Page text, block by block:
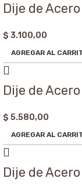
Dije de
$ 3.100,00
AGREGAR AL
Dije de
$ 5.580,00
AGREGAR AL
Dije de